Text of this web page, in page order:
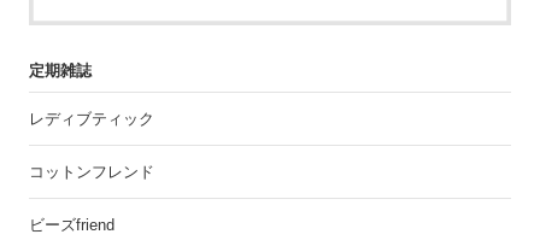
定期雑誌
レディブティック
コットンフレンド
ビーズfriend